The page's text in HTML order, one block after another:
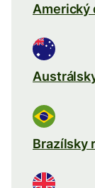
Americký
Brazílsky